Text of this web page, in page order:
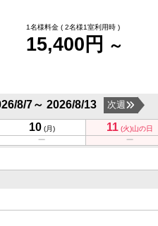
1名様料金 ( 2名様1室利用時 )
15,400円 ～
8/7～ 2026/8/13 次週
10 (月) 11 (火)山の日